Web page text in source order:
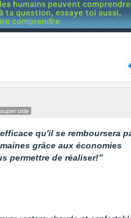
utile
qu'il se remboursera
grâce aux économies
permettre de réaliser!”